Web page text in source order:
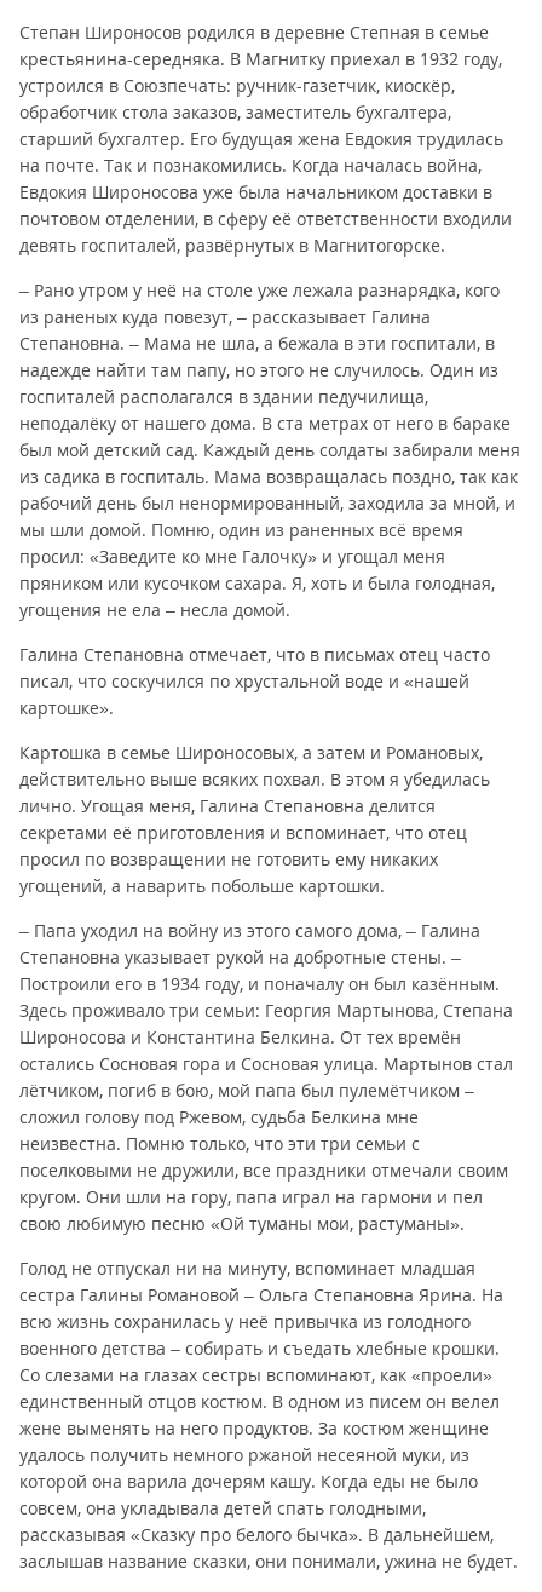
Степан Широносов родился в деревне Степная в семье
крестьянина-середняка. В Магнитку приехал в 1932 году,
устроился в Союзпечать: ручник-газетчик, киоскёр,
обработчик стола заказов, заместитель бухгалтера,
старший бухгалтер. Его будущая жена Евдокия трудилась
на почте. Так и познакомились. Когда началась война,
Евдокия Широносова уже была начальником доставки в
почтовом отделении, в сферу её ответственности входили
девять госпиталей, развёрнутых в Магнитогорске.
– Рано утром у неё на столе уже лежала разнарядка, кого
из раненых куда повезут, – рассказывает Галина
Степановна. – Мама не шла, а бежала в эти госпитали, в
надежде найти там папу, но этого не случилось. Один из
госпиталей располагался в здании педучилища,
неподалёку от нашего дома. В ста метрах от него в бараке
был мой детский сад. Каждый день солдаты забирали меня
из садика в госпиталь. Мама возвращалась поздно, так как
рабочий день был ненормированный, заходила за мной, и
мы шли домой. Помню, один из раненных всё время
просил: «Заведите ко мне Галочку» и угощал меня
пряником или кусочком сахара. Я, хоть и была голодная,
угощения не ела – несла домой.
Галина Степановна отмечает, что в письмах отец часто
писал, что соскучился по хрустальной воде и «нашей
картошке».
Картошка в семье Широносовых, а затем и Романовых,
действительно выше всяких похвал. В этом я убедилась
лично. Угощая меня, Галина Степановна делится
секретами её приготовления и вспоминает, что отец
просил по возвращении не готовить ему никаких
угощений, а наварить побольше картошки.
– Папа уходил на войну из этого самого дома, – Галина
Степановна указывает рукой на добротные стены. –
Построили его в 1934 году, и поначалу он был казённым.
Здесь проживало три семьи: Георгия Мартынова, Степана
Широносова и Константина Белкина. От тех времён
остались Сосновая гора и Сосновая улица. Мартынов стал
лётчиком, погиб в бою, мой папа был пулемётчиком –
сложил голову под Ржевом, судьба Белкина мне
неизвестна. Помню только, что эти три семьи с
поселковыми не дружили, все праздники отмечали своим
кругом. Они шли на гору, папа играл на гармони и пел
свою любимую песню «Ой туманы мои, растуманы».
Голод не отпускал ни на минуту, вспоминает младшая
сестра Галины Романовой – Ольга Степановна Ярина. На
всю жизнь сохранилась у неё привычка из голодного
военного детства – собирать и съедать хлебные крошки.
Со слезами на глазах сестры вспоминают, как «проели»
единственный отцов костюм. В одном из писем он велел
жене выменять на него продуктов. За костюм женщине
удалось получить немного ржаной несеяной муки, из
которой она варила дочерям кашу. Когда еды не было
совсем, она укладывала детей спать голодными,
рассказывая «Сказку про белого бычка». В дальнейшем,
заслышав название сказки, они понимали, ужина не будет.